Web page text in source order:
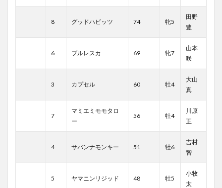
8 グッドハビッツ 74 牝5
田野
豊
6 ブルレスカ 69 牝7
山本
咲
3 カプセル 60 牡4
大山
真
7
マミエミモモタロ
ー
56 牡4
川原
正
4 サバンナモンキー 51 牡6
吉村
智
5 ヤマニンリジッド 48 牡5
小牧
太